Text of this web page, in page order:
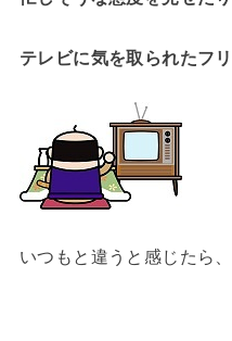
テレビに気を取られたフ
いつもと違うと感じたら